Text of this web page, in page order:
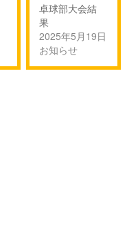
卓球部大会結
果
2025年5月19日
お知らせ